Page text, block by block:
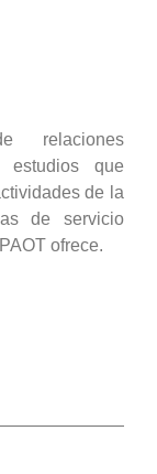
relaciones
estudios que
de la
de servicio
ofrece.